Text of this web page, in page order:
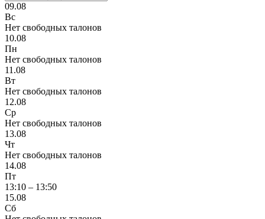
09.08
Вс
Нет свободных талонов
10.08
Пн
Нет свободных талонов
11.08
Вт
Нет свободных талонов
12.08
Ср
Нет свободных талонов
13.08
Чт
Нет свободных талонов
14.08
Пт
13:10 – 13:50
15.08
Сб